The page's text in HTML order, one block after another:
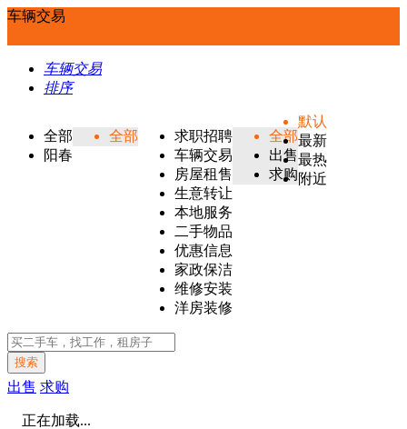
车辆交易
车辆交易
排序
全部
阳春
全部
求职招聘
车辆交易
房屋租售
生意转让
本地服务
二手物品
优惠信息
家政保洁
维修安装
洋房装修
全部
出售
求购
默认
最新
最热
附近
搜索
出售 求购
正在加载...